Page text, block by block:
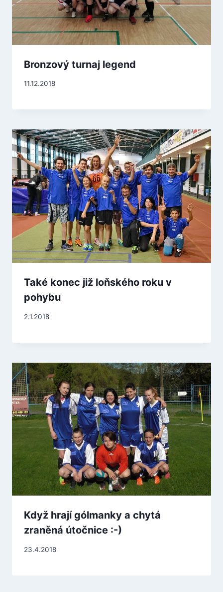
Bronzový turnaj legend
11.12.2018
Také konec již loňského roku v
pohybu
2.1.2018
Když hrají gólmanky a chytá
zraněná útočnice :-)
23.4.2018